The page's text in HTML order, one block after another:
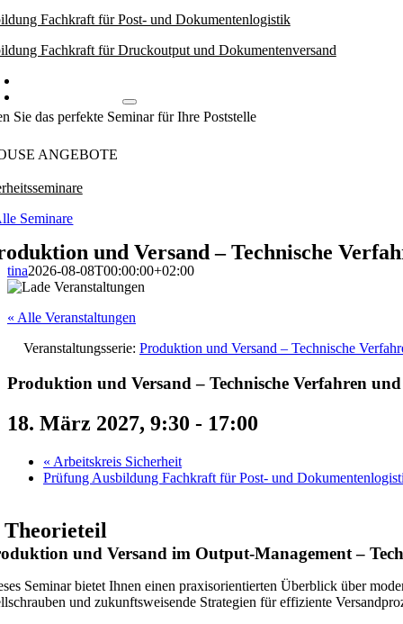
Fachkraft für Post- und Dokumentenlogistik
Fachkraft für Druckoutput und Dokumentenversand
Inhouse Angebote
Sie das perfekte Seminar für Ihre Poststelle
ANGEBOTE
Seminare
und Versand – Technische
tina2026-08-08T00:00:00+02:00
« Alle Veranstaltungen
Veranstaltungsserie: Produktion und Versand – Technische
Produktion und Versand – Technische Verfahren
18. März 2027, 9:30 - 17:00
« Arbeitskreis Sicherheit
Prüfung Ausbildung Fachkraft für Post- und
Theorieteil
und Versand im Output-Management –
Seminar bietet Ihnen einen praxisorientierten Überblick über
und zukunftsweisende Strategien für effiziente